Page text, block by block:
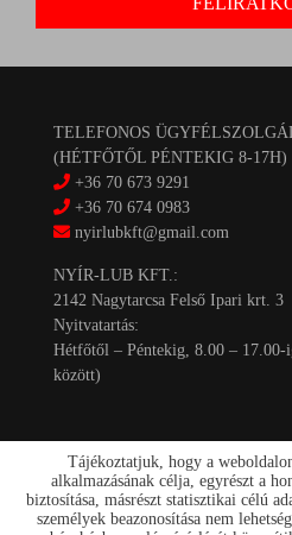
TELEFONOS
(HÉTFŐTŐL PÉNTEKIG 8-17H)
+36 70 673 9291
+36 70 674 0983
nyirlubkft@gmail.com
NYÍR-LUB KFT.:
2142 Nagytarcsa Felső Ipari krt. 3
Nyitvatartás:
Hétfőtől – Péntekig, 8.00 – 17.00-
között)
Kapcsolat
Tájékoztatjuk, hogy a
alkalmazásának célja, egyrészt a
biztosítása, másrészt statisztikai célú
személyek beazonosítása nem